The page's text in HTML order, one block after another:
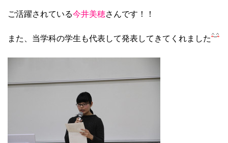
ご活躍されている今井美穂さんです！！
また、当学科の学生も代表して発表してきてくれました